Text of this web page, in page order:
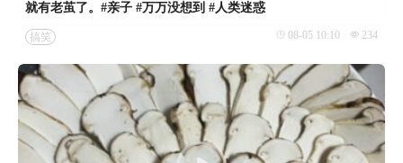
就有老茧了。#亲子 #万万没想到 #人类迷惑
搞笑 08-05 10:10 234